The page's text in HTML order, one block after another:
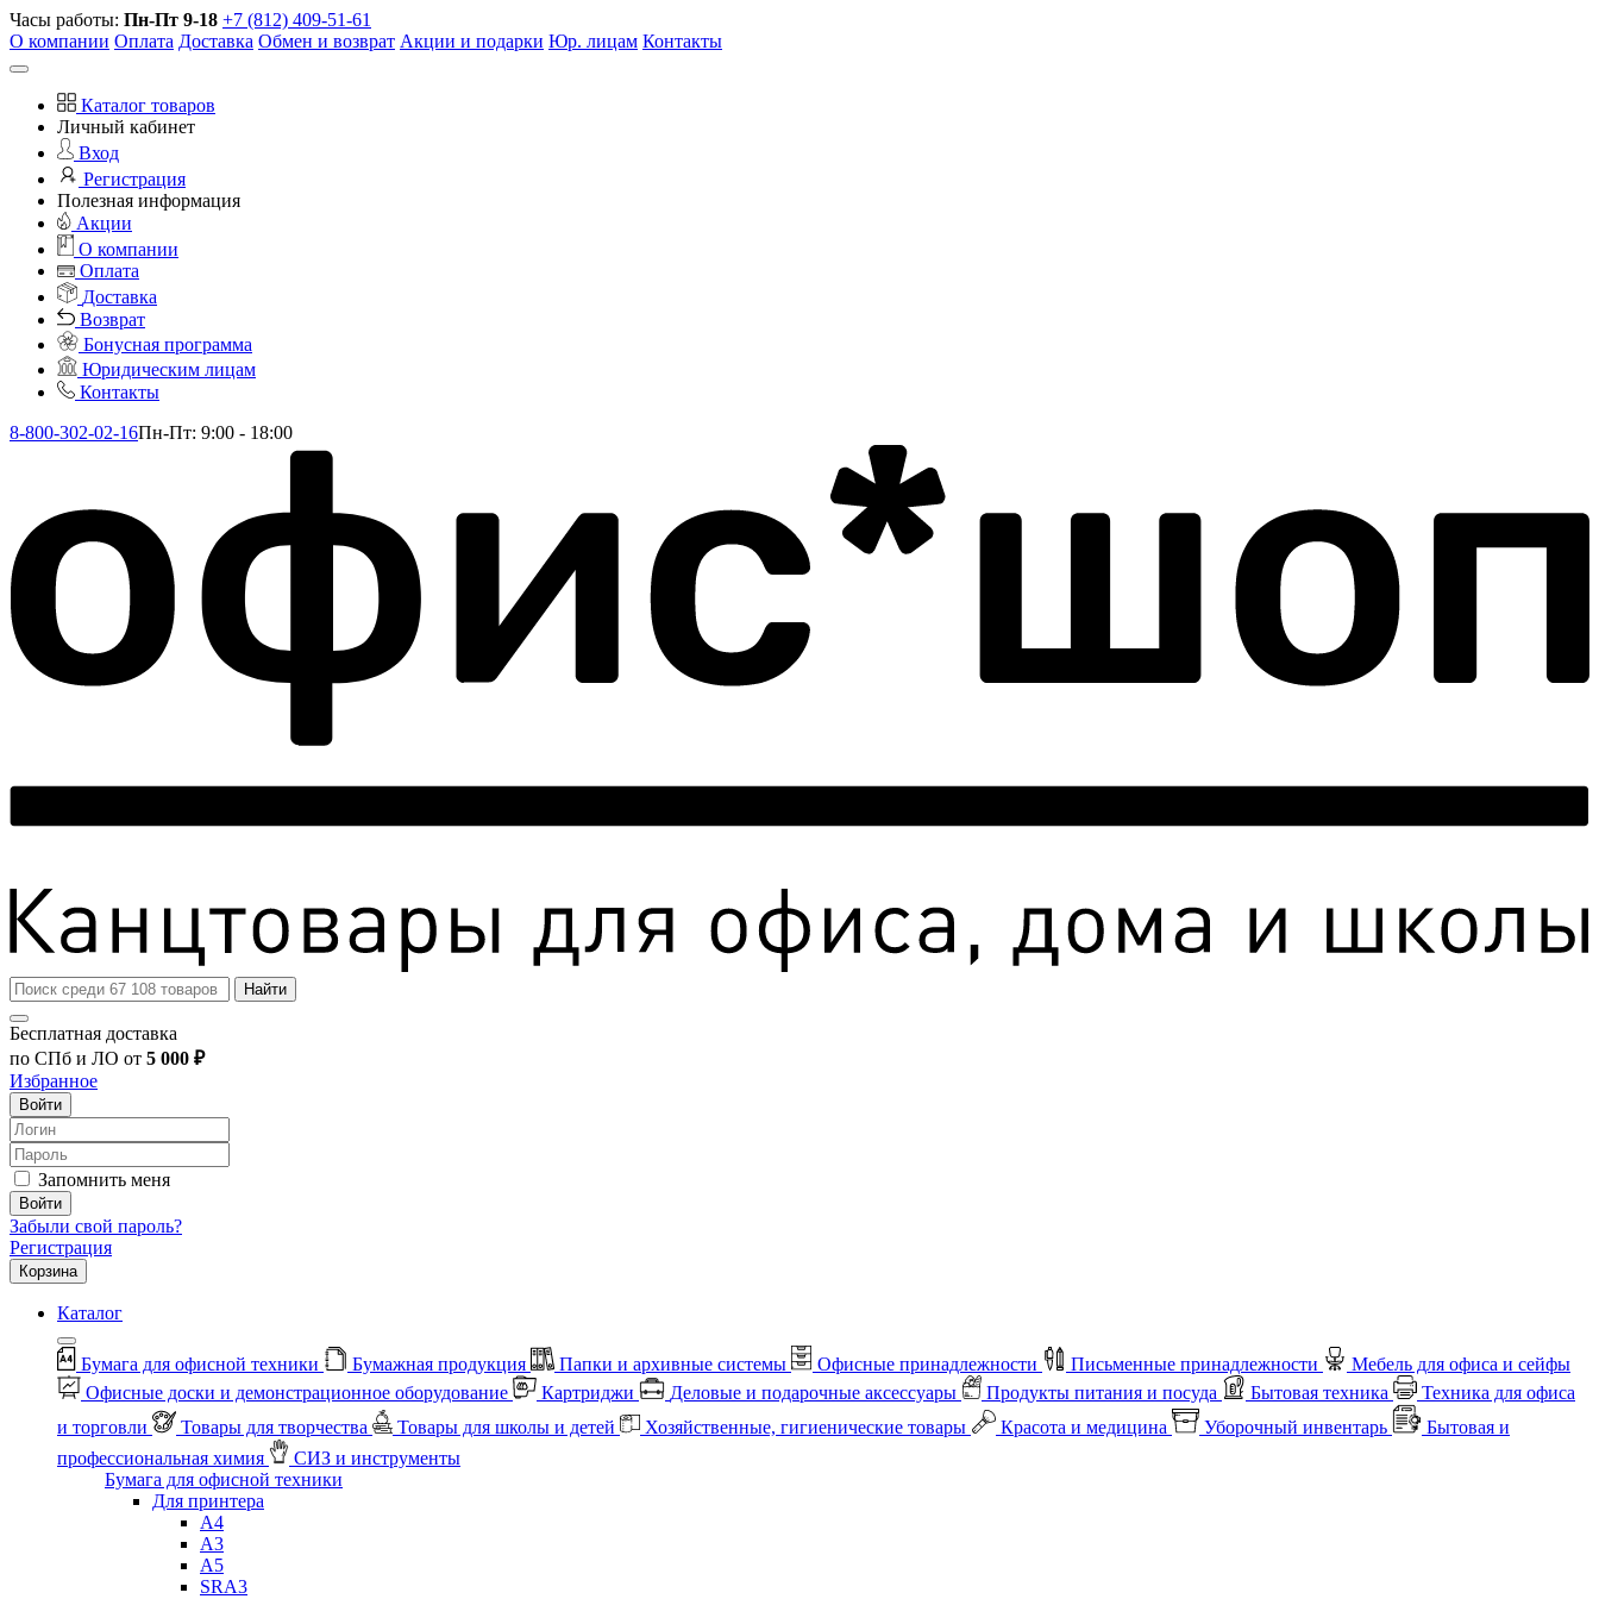
Часы работы: Пн-Пт 9-18 +7 (812) 409-51-61
О компании Оплата Доставка Обмен и возврат Акции и подарки Юр. лицам Контакты
Каталог товаров
Личный кабинет
Вход
Регистрация
Полезная информация
Акции
О компании
Оплата
Доставка
Возврат
Бонусная программа
Юридическим лицам
Контакты
8-800-302-02-16Пн-Пт: 9:00 - 18:00
Найти
Бесплатная доставка
по СПб и ЛО от 5 000 ₽
Избранное
Войти
Запомнить меня
Войти
Забыли свой пароль?
Регистрация
Корзина
Каталог
Бумага для офисной техники Бумажная продукция Папки и архивные системы Офисные принадлежности Письменные принадлежности
Мебель для офиса и сейфы
Офисные доски и демонстрационное оборудование
Картриджи Деловые и подарочные аксессуары Продукты питания и посуда Бытовая техника
Техника для офиса
и торговли
Товары для творчества Товары для школы и детей Хозяйственные, гигиенические товары Красота и медицина Уборочный инвентарь
Бытовая и
профессиональная химия
СИЗ и инструменты
Бумага для офисной техники
Для принтера
А4
А3
А5
SRA3